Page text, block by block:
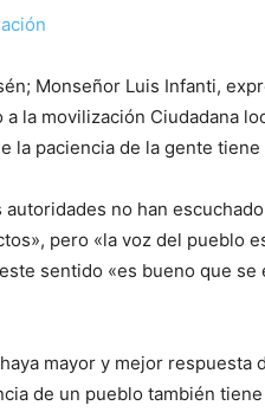
Monseñor Luis Infanti,
la movilización Ciudadana
la paciencia de la gente
autoridades no han
pero «la voz del pueblo
sentido «es bueno que
mayor y mejor respuesta
de un pueblo también